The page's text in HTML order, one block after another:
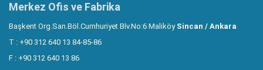
Merkez Ofis ve Fabrika
Başkent Org.San.Böl.Cumhuriyet Blv.No:6 Maliköy Sincan / Ankara
T : +90 312 640 13 84-85-86
F : +90 312 640 13 86